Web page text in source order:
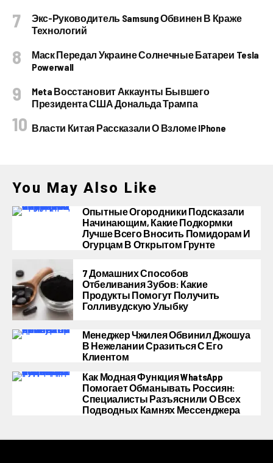
Экс-Руководитель Samsung Обвинен В Краже
Технологий
Маск Передал Украине Солнечные Батареи Tesla
Powerwall
Meta Восстановит Аккаунты Бывшего
Президента США Дональда Трампа
Власти Китая Рассказали О Взломе IPhone
You May Also Like
Опытные Огородники Подсказали
Начинающим, Какие Подкормки
Лучше Всего Вносить Помидорам И
Огурцам В Открытом Грунте
7 Домашних Способов
Отбеливания Зубов: Какие
Продукты Помогут Получить
Голливудскую Улыбку
Менеджер Чжилея Обвинил Джошуа
В Нежелании Сразиться С Его
Клиентом
Как Модная Функция WhatsApp
Помогает Обманывать Россиян:
Специалисты Разъяснили О Всех
Подводных Камнях Мессенджера